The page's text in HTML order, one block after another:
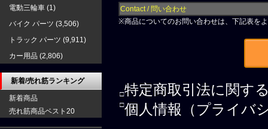
Contact / 問い合わせ
※商品についてのお問い合わせは、下記表を
□
□
特定商取引法に関す
個人情報（プライバ
電動三輪車 (1)
バイク パーツ (3,506)
トラック パーツ (9,911)
カー用品 (2,806)
新着/売れ筋ランキング
新着商品
売れ筋商品ベスト20